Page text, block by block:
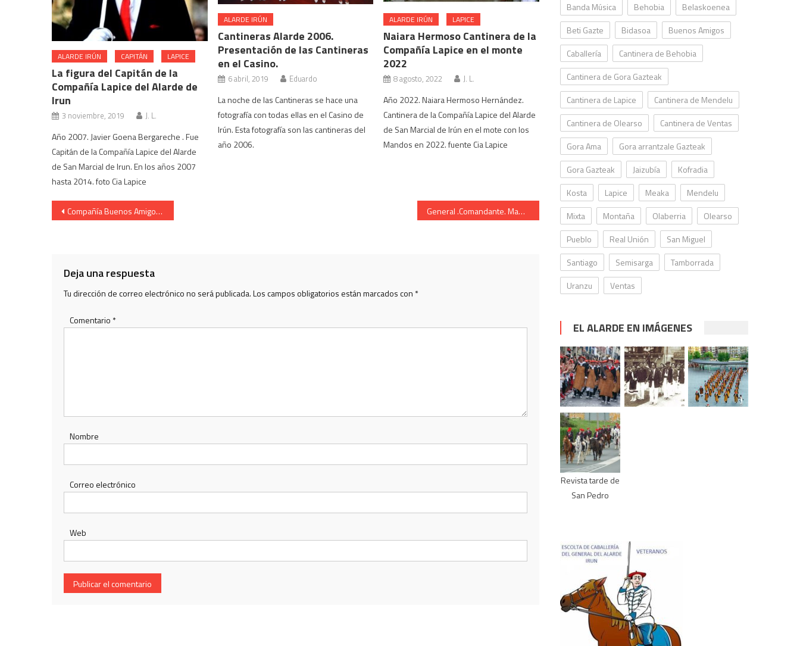
ALARDE IRÚN CAPITÁN LAPICE
La figura del Capitán de la
Compañía Lapice del Alarde de
Irun
3 noviembre, 2019 J. L.
Año 2007. Javier Goena Bergareche . Fue
Capitán de la Compañía Lapice del Alarde
de San Marcial de Irun. En los años 2007
hasta 2014. foto Cia Lapice
ALARDE IRÚN
Cantineras Alarde 2006.
Presentación de las Cantineras
en el Casino.
6 abril, 2019 Eduardo
La noche de las Cantineras se hace una
fotografía con todas ellas en el Casino de
Irún. Esta fotografía son las cantineras del
año 2006.
ALARDE IRÚN LAPICE
Naiara Hermoso Cantinera de la
Compañía Lapice en el monte
2022
8 agosto, 2022 J. L.
Año 2022. Naiara Hermoso Hernández.
Cantinera de la Compañía Lapice del Alarde
de San Marcial de Irún en el mote con los
Mandos en 2022. fuente Cia Lapice
Navegación
Compañía Buenos Amigos. Cantinera Eva Arana. Año 2004 General .Comandante. Mandos. del Alarde. de San Marcial. de Irun
Deja una respuesta
Tu dirección de correo electrónico no será publicada.Los campos obligatorios están marcados con *
Comentario *
Nombre
Correo electrónico
Web
Banda Música
Behobia
Belaskoenea
Beti Gazte
Bidasoa
Buenos Amigos
Caballería
Cantinera de Behobia
Cantinera de Gora Gazteak
Cantinera de Lapice
Cantinera de Mendelu
Cantinera de Olearso
Cantinera de Ventas
Gora Ama
Gora arrantzale Gazteak
Gora Gazteak
Jaizubía
Kofradia
Kosta
Lapice Meaka
Mendelu
Mixta
Montaña Olaberria
Olearso
Pueblo
Real Unión
San Miguel
Santiago
Semisarga
Tamborrada
Uranzu
Ventas
EL ALARDE EN IMÁGENES
Revista tarde de
San Pedro